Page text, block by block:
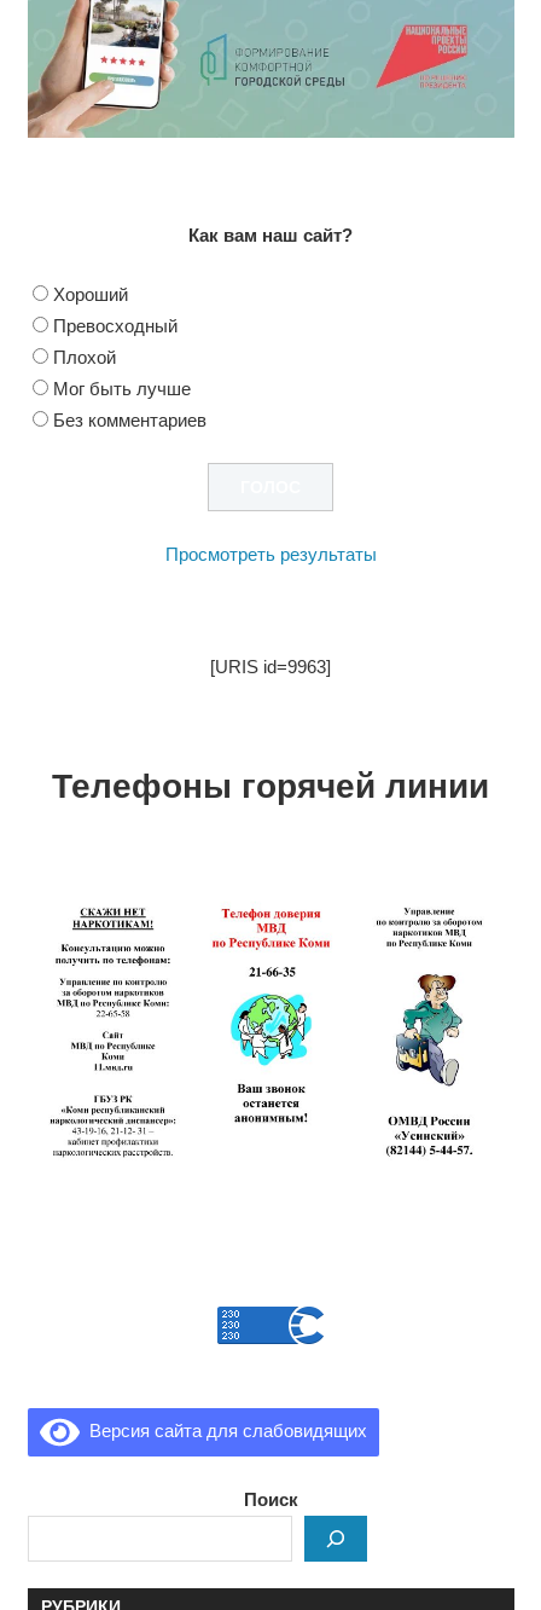
Как вам наш сайт?
Хороший
Превосходный
Плохой
Мог быть лучше
Без комментариев
Просмотреть результаты
[URIS id=9963]
Телефоны горячей линии
Версия сайта для слабовидящих
Поиск
РУБРИКИ